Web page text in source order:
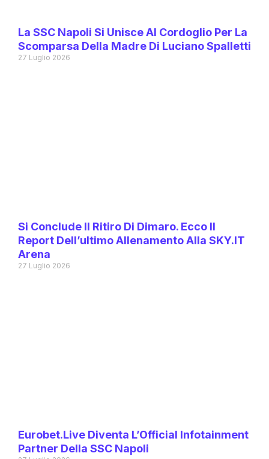
La SSC Napoli Si Unisce Al Cordoglio Per La
Scomparsa Della Madre Di Luciano Spalletti
27 Luglio 2026
Si Conclude Il Ritiro Di Dimaro. Ecco Il
Report Dell’ultimo Allenamento Alla SKY.IT
Arena
27 Luglio 2026
Eurobet.live Diventa L’Official Infotainment
Partner Della SSC Napoli